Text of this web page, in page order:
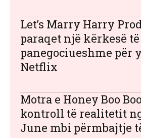
Let’s Marry Harry
paraqet një kërkesë të
panegociueshme për
Netflix
Motra e Honey Boo
kontroll të realitetit
June mbi përmbajtje